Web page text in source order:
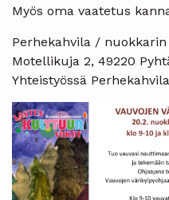
Myös oma vaatetus
Perhekahvila /
Motellikuja 2, 49220
Yhteistyössä